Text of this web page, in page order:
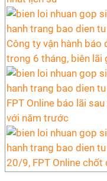
Công ty vận hành
trong 6 tháng, biên lãi
FPT Online báo lãi
với năm trước
20/9, FPT Online